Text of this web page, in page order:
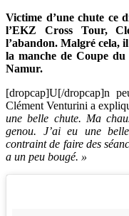
Victime d’une chute ce
l’EKZ Cross Tour,
l’abandon. Malgré cela,
la manche de Coupe
Namur.
[dropcap]U[/dropcap]n
Clément Venturini a
une belle chute. Ma
genou. J’ai eu une
contraint de faire des
a un peu bougé. »